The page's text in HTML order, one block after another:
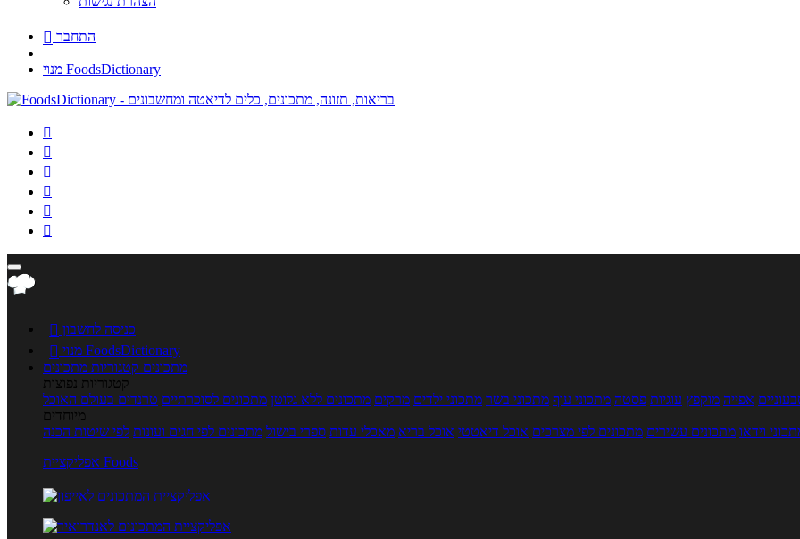
 התחבר
מנוי FoodsDictionary






 כניסה לחשבון

מנוי FoodsDictionary
מתכונים קטגוריות מתכונים
קטגוריות נפוצות
אפייה מוקפץ עוגיות פסטה מתכוני עוף מתכוני בשר מתכוני ילדים מרקים מתכונים ללא גלוטן מתכונים לסוכרתיים טרנדים בעולם האוכל
מיוחדים
וידאו מתכונים עשירים מתכונים לפי מצרכים אוכל דיאטטי אוכל בריא מאכלי עדות ספרי בישול מתכונים לפי חגים ועונות לפי שיטות הכנה
אפליקציית Foods